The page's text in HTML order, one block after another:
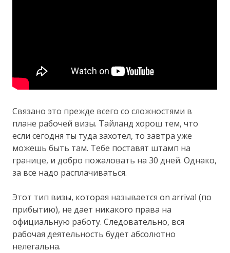
Связано это прежде всего со сложностями в
плане рабочей визы. Тайланд хорош тем, что
если сегодня ты туда захотел, то завтра уже
можешь быть там. Тебе поставят штамп на
границе, и добро пожаловать на 30 дней. Однако,
за все надо расплачиваться.
Этот тип визы, которая называется on arrival (по
прибытию), не дает никакого права на
официальную работу. Следовательно, вся
рабочая деятельность будет абсолютно
нелегальна.